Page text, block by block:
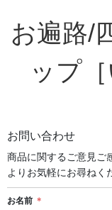
お遍路/
ップ
お問い合わせ
商品に関するご意見ご
よりお気軽にお尋ねく
お名前 ＊